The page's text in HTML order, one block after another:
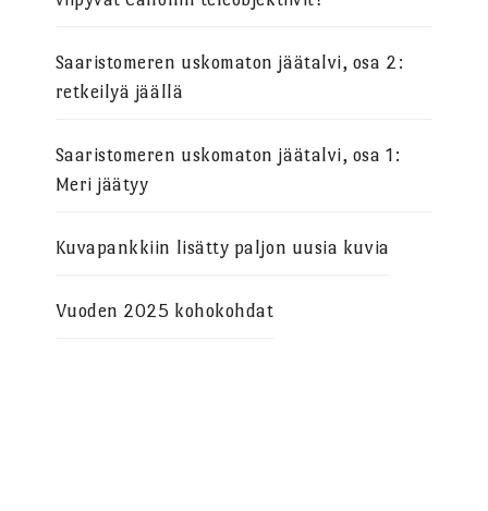
Saaristomeren uskomaton jäätalvi, osa 2:
retkeilyä jäällä
Saaristomeren uskomaton jäätalvi, osa 1:
Meri jäätyy
Kuvapankkiin lisätty paljon uusia kuvia
Vuoden 2025 kohokohdat